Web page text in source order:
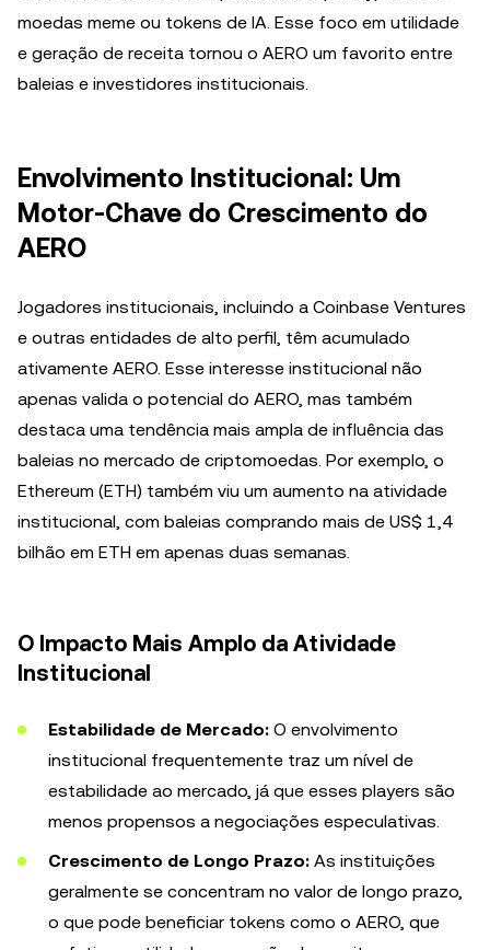
moedas meme ou tokens de IA. Esse foco em utilidade
e geração de receita tornou o AERO um favorito entre
baleias e investidores institucionais.
Envolvimento Institucional: Um
Motor-Chave do Crescimento do
AERO
Jogadores institucionais, incluindo a Coinbase Ventures
e outras entidades de alto perfil, têm acumulado
ativamente AERO. Esse interesse institucional não
apenas valida o potencial do AERO, mas também
destaca uma tendência mais ampla de influência das
baleias no mercado de criptomoedas. Por exemplo, o
Ethereum (ETH) também viu um aumento na atividade
institucional, com baleias comprando mais de US$ 1,4
bilhão em ETH em apenas duas semanas.
O Impacto Mais Amplo da Atividade
Institucional
Estabilidade de Mercado: O envolvimento
institucional frequentemente traz um nível de
estabilidade ao mercado, já que esses players são
menos propensos a negociações especulativas.
Crescimento de Longo Prazo: As instituições
geralmente se concentram no valor de longo prazo,
o que pode beneficiar tokens como o AERO, que